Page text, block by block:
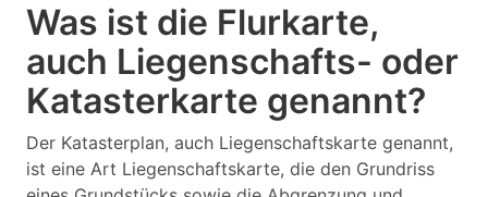
Was ist die Flurkarte,
auch Liegenschafts- oder
Katasterkarte genannt?
Der Katasterplan, auch Liegenschaftskarte genannt,
ist eine Art Liegenschaftskarte, die den Grundriss